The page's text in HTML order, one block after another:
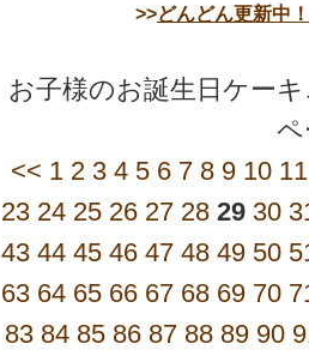
>>どんどん更新中
お子様のお誕生日ケー
<< 1 2 3 4 5 6 7 8 9 10 11
23 24 25 26 27 28 29 30
43 44 45 46 47 48 49 50
63 64 65 66 67 68 69 70
83 84 85 86 87 88 89 90